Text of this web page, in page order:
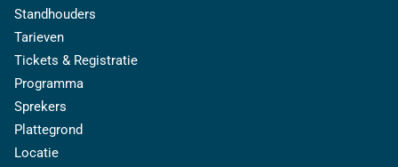
Standhouders
Tarieven
Tickets & Registratie
Programma
Sprekers
Plattegrond
Locatie